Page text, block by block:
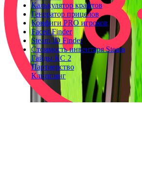
Калькулятор крафтов
Генератор прицелов
Конфиги PRO игроков
Faceit Finder
Steam ID Finder
Стоимость инвентаря Steam
Гайды КС 2
Партнерство
Клиппинг